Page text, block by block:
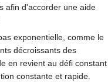
afin d'accorder une aide
exponentielle, comme le
décroissants des
en revient au défi constant
constante et rapide.